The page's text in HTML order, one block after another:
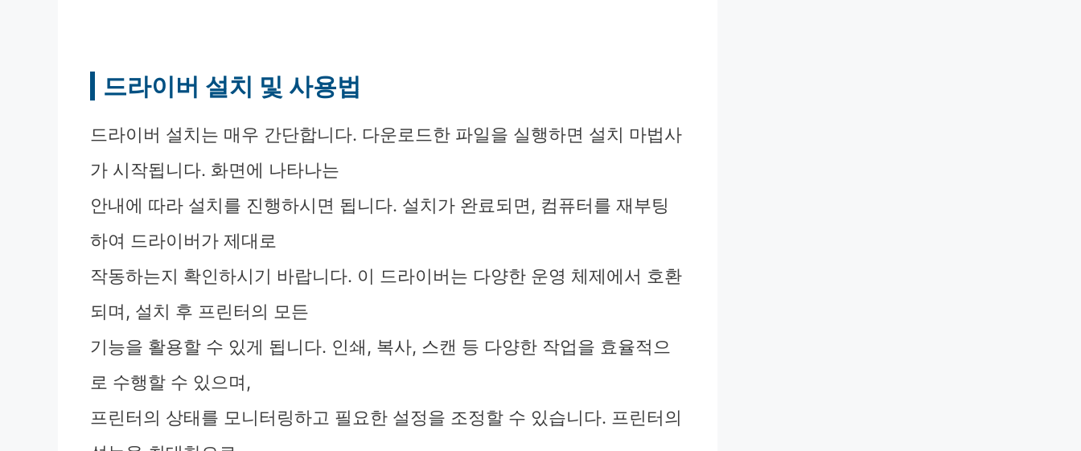
드라이버 설치 및 사용법
드라이버 설치는 매우 간단합니다. 다운로드한 파일을 실행하면 설치 마법사
가 시작됩니다. 화면에 나타나는
안내에 따라 설치를 진행하시면 됩니다. 설치가 완료되면, 컴퓨터를 재부팅
하여 드라이버가 제대로
작동하는지 확인하시기 바랍니다. 이 드라이버는 다양한 운영 체제에서 호환
되며, 설치 후 프린터의 모든
기능을 활용할 수 있게 됩니다. 인쇄, 복사, 스캔 등 다양한 작업을 효율적으
로 수행할 수 있으며,
프린터의 상태를 모니터링하고 필요한 설정을 조정할 수 있습니다. 프린터의